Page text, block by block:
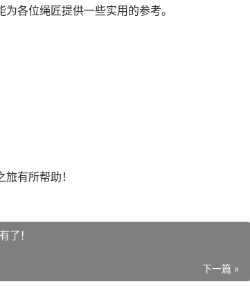
各位绳匠提供一些实用的参考。
有所帮助！
了！
下一篇 »